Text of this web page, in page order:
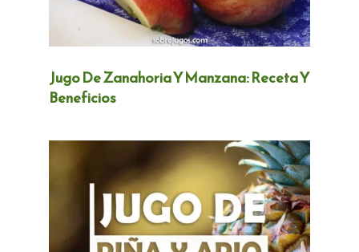
Jugo De Zanahoria Y Manzana: Receta Y
Beneficios